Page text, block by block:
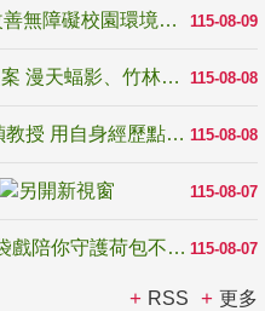
115-08-09
國教署補助22縣市積極推動「改善無障礙校園環境計畫」 打造友善、安全、無礙學習空間
115-08-08
青年壯遊點精選夏夜限定避暑提案 漫天蝠影、竹林尋蛙、茶香夜觀 邀青年暮色出發
115-08-08
教育家人物典範 發明大王林永禎教授 用自身經歷點亮學生的路
115-08-07
115-08-07
反詐騙宣導_防詐有道，霹靂布袋戲陪你守護荷包不受騙
RSS 更多